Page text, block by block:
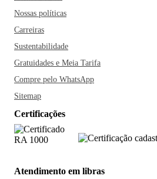
Nossas políticas
Carreiras
Sustentabilidade
Gratuidades e Meia Tarifa
Compre pelo WhatsApp
Sitemap
Certificações
Atendimento em libras